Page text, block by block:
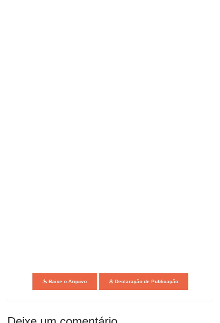
Baixe o Arquivo Declaração de Publicação